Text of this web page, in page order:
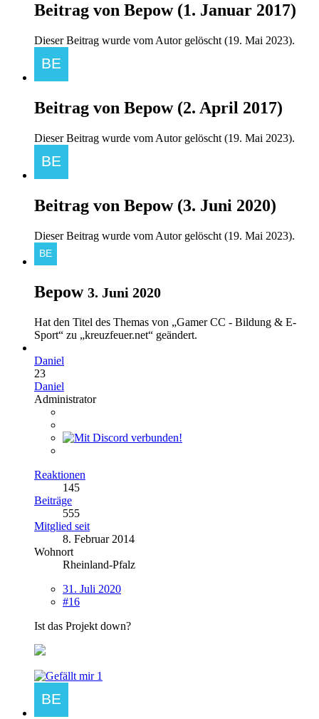
Beitrag von Bepow(1. Januar 2017)
Dieser Beitrag wurde vom Autor gelöscht (19. Mai 2023).
Beitrag von Bepow(2. April 2017)
Dieser Beitrag wurde vom Autor gelöscht (19. Mai 2023).
Beitrag von Bepow(3. Juni 2020)
Dieser Beitrag wurde vom Autor gelöscht (19. Mai 2023).
Bepow 3. Juni 2020
Hat den Titel des Themas von „Gamer CC - Bildung & E-
Sport“ zu „kreuzfeuer.net“ geändert.
Daniel
23
Daniel
Administrator
Reaktionen
145
Beiträge
555
Mitglied seit
8. Februar 2014
Wohnort
Rheinland-Pfalz
31. Juli 2020
#16
Ist das Projekt down?
1